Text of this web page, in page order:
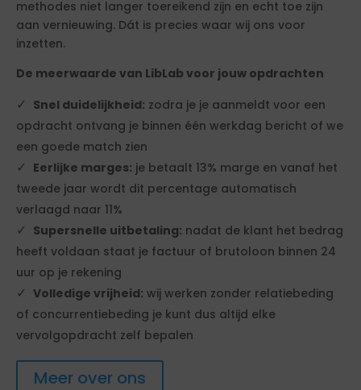
methodes niet langer toereikend zijn en echt toe zijn
aan vernieuwing. Dát is precies waar wij ons voor
inzetten.
De meerwaarde van LibLab voor jouw opdrachten
Snel duidelijkheid: zodra je je aanmeldt voor een
opdracht ontvang je binnen één werkdag bericht of we
een goede match zien
Eerlijke marges: je betaalt 13% marge en vanaf het
tweede jaar wordt dit percentage automatisch
verlaagd naar 11%
Supersnelle uitbetaling: nadat de klant het bedrag
heeft voldaan staat je factuur of brutoloon binnen 24
uur op je rekening
Volledige vrijheid: wij werken zonder relatiebeding
of concurrentiebeding je kunt dus altijd elke
vervolgopdracht zelf bepalen
Meer over ons